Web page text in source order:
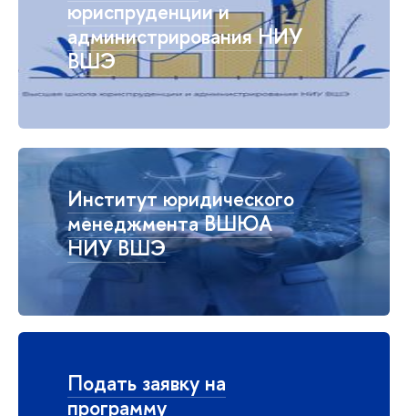
юриспруденции и
администрирования НИУ
ВШЭ
Институт юридического
менеджмента ВШЮА
НИУ ВШЭ
Подать заявку на
программу